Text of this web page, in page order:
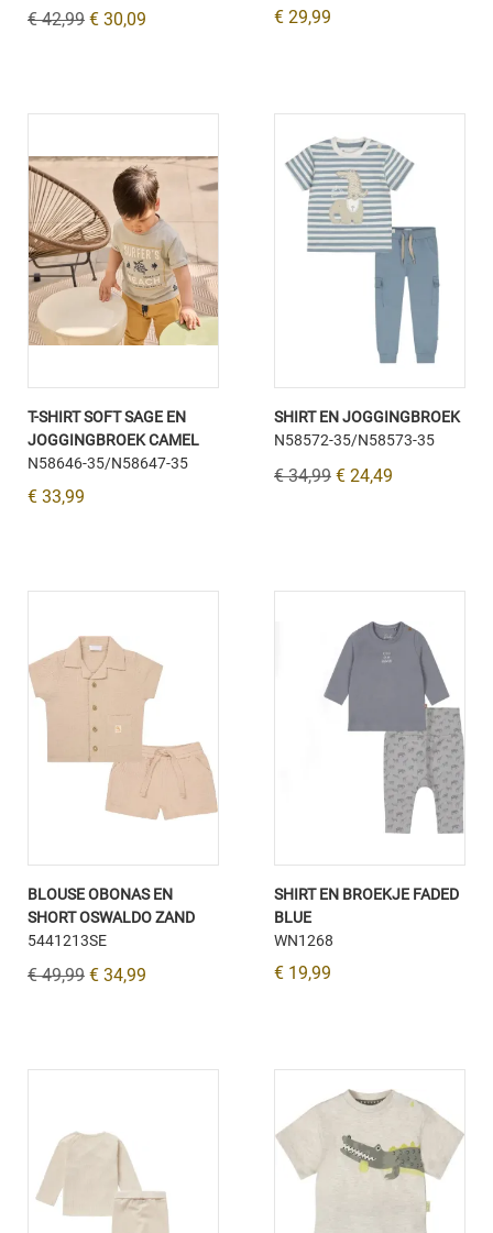
€ 42,99 € 30,09 € 29,99
T-SHIRT SOFT SAGE EN
JOGGINGBROEK CAMEL
N58646-35/N58647-35
€ 33,99
SHIRT EN JOGGINGBROEK
N58572-35/N58573-35
€ 34,99 € 24,49
BLOUSE OBONAS EN
SHORT OSWALDO ZAND
5441213SE
€ 49,99 € 34,99
SHIRT EN BROEKJE FADED
BLUE
WN1268
€ 19,99